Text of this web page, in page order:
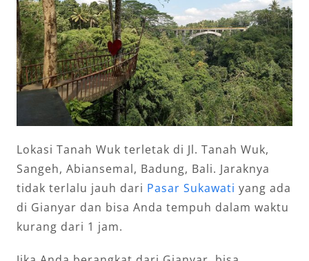
Lokasi Tanah Wuk terletak di Jl. Tanah Wuk,
Sangeh, Abiansemal, Badung, Bali. Jaraknya
tidak terlalu jauh dari Pasar Sukawati yang ada
di Gianyar dan bisa Anda tempuh dalam waktu
kurang dari 1 jam.